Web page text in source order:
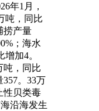
年1月，
吨，同比
捞产量
；海水
加4。
吨，同比
。33万
性贝类毒
沿海发生